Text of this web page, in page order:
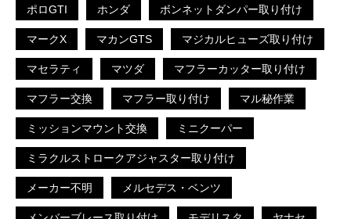
ポロGTI ホンダ ボンネットダンパー取り付け
マークX マカンGTS マジカルヒューズ取り付け
マセラティ マツダ マフラーカッター取り付け
マフラー交換 マフラー取り付け マル秘作業
ミッションマウント交換 ミニクーパー
ミラクルストロークアジャスター取り付け
メーカー不明 メルセデス・ベンツ